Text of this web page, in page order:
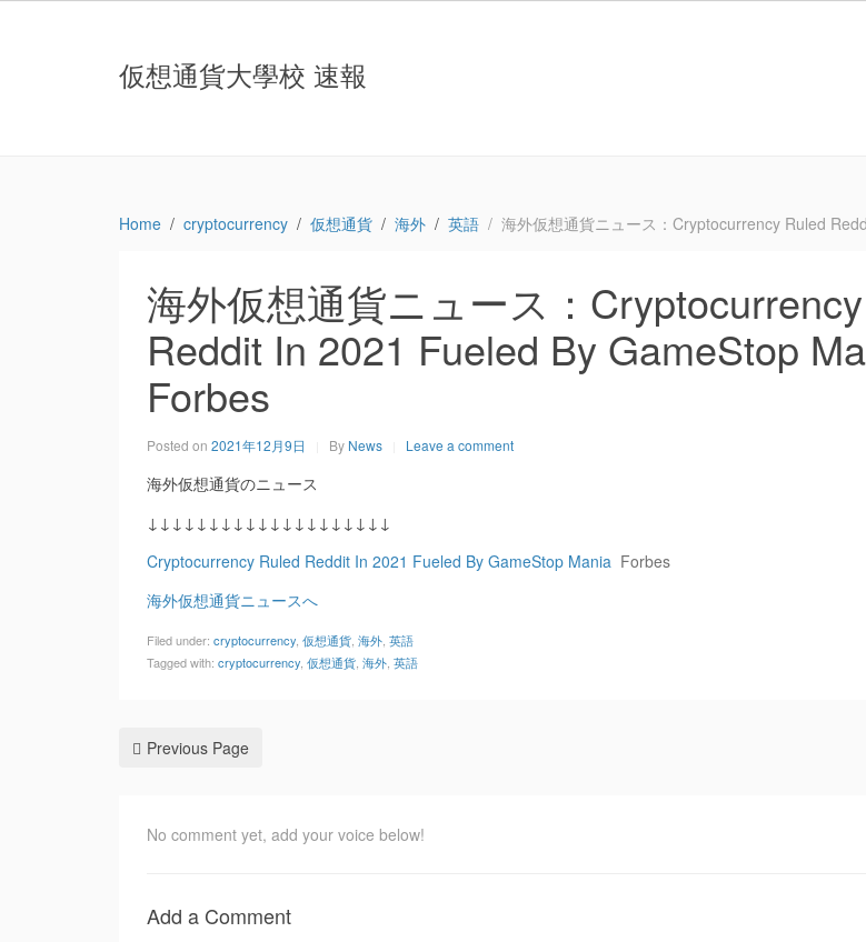
仮想通貨大學校 速報
Home cryptocurrency 仮想通貨 海外 英語 海外仮想通貨ニュース：Cryptocurrency Ruled
海外仮想通貨ニュース：
Reddit In 2021 Fueled By GameStop
Forbes
Posted on 2021年12月9日 By News Leave a comment
海外仮想通貨のニュース
↓↓↓↓↓↓↓↓↓↓↓↓↓↓↓↓↓↓↓↓
Cryptocurrency Ruled Reddit In 2021 Fueled By GameStop Mania Forbes
海外仮想通貨ニュースへ
Filed under: cryptocurrency 仮想通貨 海外 英語
Tagged with: cryptocurrency 仮想通貨 海外 英語
Previous Page
No comment yet, add your voice below!
Add a Comment